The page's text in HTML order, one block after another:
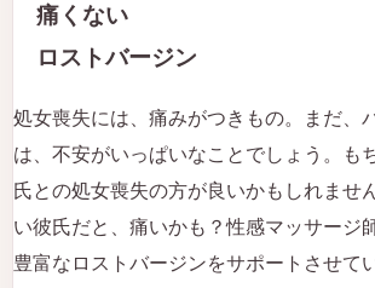
痛くない
ロストバージン
処女喪失には、痛みがつきもの。まだ、
は、不安がいっぱいなことでしょう。も
氏との処女喪失の方が良いかもしれませ
い彼氏だと、痛いかも？性感マッサージ
豊富なロストバージンをサポートさせて